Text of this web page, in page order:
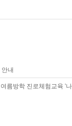
내
름방학 진로체험교육 '